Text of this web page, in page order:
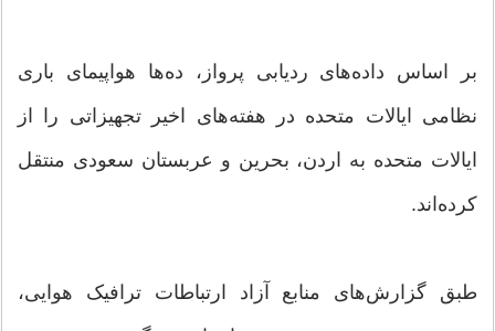
بر اساس داده‌های ردیابی پرواز، ده‌ها هواپیمای باری
نظامی ایالات متحده در هفته‌های اخیر تجهیزاتی را از
ایالات متحده به اردن، بحرین و عربستان سعودی منتقل
کرده‌اند.
طبق گزارش‌های منابع آزاد ارتباطات ترافیک هوایی،